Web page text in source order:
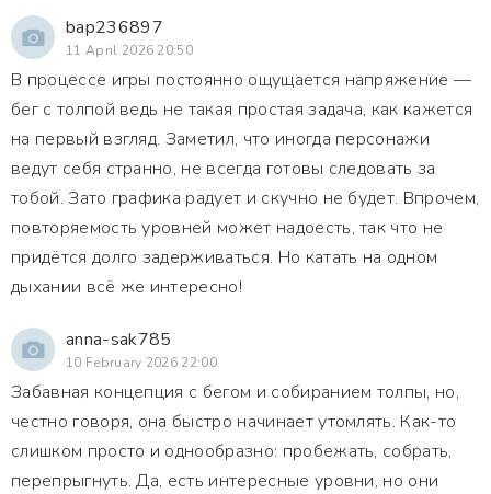
bap236897
11 April 2026 20:50
В процессе игры постоянно ощущается напряжение —
бег с толпой ведь не такая простая задача, как кажется
на первый взгляд. Заметил, что иногда персонажи
ведут себя странно, не всегда готовы следовать за
тобой. Зато графика радует и скучно не будет. Впрочем,
повторяемость уровней может надоесть, так что не
придётся долго задерживаться. Но катать на одном
дыхании всё же интересно!
anna-sak785
10 February 2026 22:00
Забавная концепция с бегом и собиранием толпы, но,
честно говоря, она быстро начинает утомлять. Как-то
слишком просто и однообразно: пробежать, собрать,
перепрыгнуть. Да, есть интересные уровни, но они